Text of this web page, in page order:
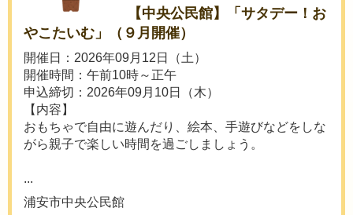
【中央公民館】「サタデー！お
やこたいむ」（９月開催）
開催日：2026年09月12日（土）
開催時間：午前10時～正午
申込締切：2026年09月10日（木）
【内容】
おもちゃで自由に遊んだり、絵本、手遊びなどをしな
がら親子で楽しい時間を過ごしましょう。
...
浦安市中央公民館